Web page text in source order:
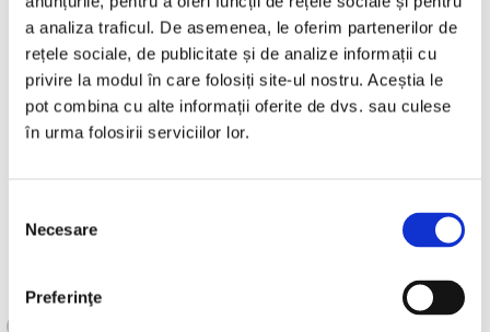
a analiza traficul. De asemenea, le oferim partenerilor de
rețele sociale, de publicitate și de analize informații cu
privire la modul în care folosiți site-ul nostru. Aceștia le
pot combina cu alte informații oferite de dvs. sau culese
în urma folosirii serviciilor lor.
consimțământului
Necesare
Preferinţe
Avem nevoie cât mai repede de tine.
Trimite-ne
CV-ul la adresa resurse.umane@izotec.ro si hai
sa ne cunoastem!